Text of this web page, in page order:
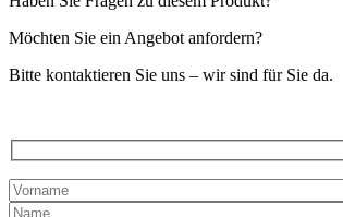
Möchten Sie ein Angebot anfordern?
Bitte kontaktieren Sie uns – wir sind für Sie da.